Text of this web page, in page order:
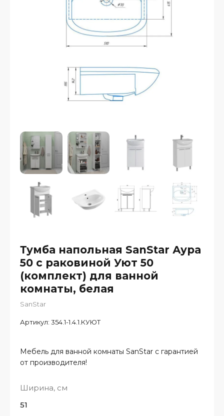
Тумба напольная SanStar Аура
50 с раковиной Уют 50
(комплект) для ванной
комнаты, белая
SanStar
Артикул: 354.1-1.4.1.КУЮТ
Мебель для ванной комнаты SanStar с гарантией
от производителя!
Ширина, см
51